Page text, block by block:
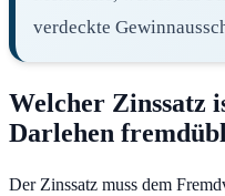
verdeckte
Welcher Zinssatz
Darlehen
Der Zinssatz muss dem